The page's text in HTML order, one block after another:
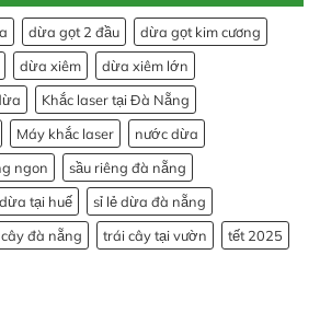
dừa gọt 2 đầu
dừa gọt kim cương
dừa xiêm
dừa xiêm lớn
Khắc laser tại Đà Nẵng
Máy khắc laser
nước dừa
ngon
sầu riêng đà nẵng
tại huế
sỉ lẻ dừa đà nẵng
đà nẵng trái cây tại vườn
tết 2025